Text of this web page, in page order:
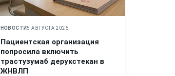
НОВОСТИ5 АВГУСТА 2026
Пациентская организация
попросила включить
трастузумаб дерукстекан в
ЖНВЛП